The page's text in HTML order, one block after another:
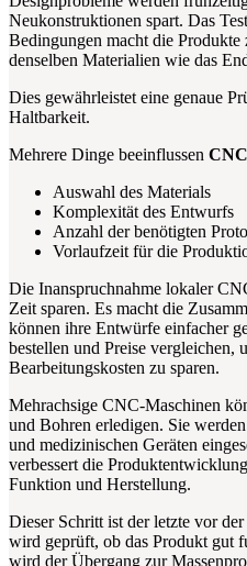
Neukonstruktionen spart. Das
Bedingungen macht die Produkte
denselben Materialien wie das
Dies gewährleistet eine genaue
Haltbarkeit.
Mehrere Dinge beeinflussen
Auswahl des Materials
Komplexität des Entwurfs
Anzahl der benötigten
Vorlaufzeit für die
Die Inanspruchnahme lokaler
Zeit sparen. Es macht die
können ihre Entwürfe einfacher
bestellen und Preise vergleichen,
Bearbeitungskosten zu sparen.
Mehrachsige CNC-Maschinen
und Bohren erledigen. Sie
und medizinischen Geräten
verbessert die
Funktion und Herstellung.
Dieser Schritt ist der letzte vor
wird geprüft, ob das Produkt gut
wird der Übergang zur